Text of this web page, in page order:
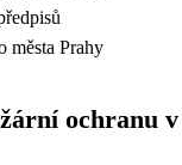
města Prahy
ochranu v